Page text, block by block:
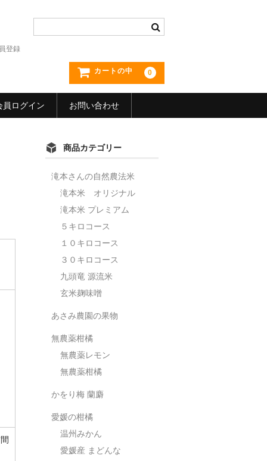
登録
カートの中 0
員ログイン お問い合わせ
商品カテゴリー
滝本さんの自然農法米
滝本米 オリジナル
滝本米 プレミアム
５キロコース
１０キロコース
３０キロコース
九頭竜 源流米
玄米麹味噌
あさみ農園の果物
無農薬柑橘
無農薬レモン
無農薬柑橘
かをり梅 蘭麝
愛媛の柑橘
温州みかん
愛媛産 まどんな